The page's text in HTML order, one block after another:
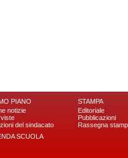
PIANO
notizie
del sindacato
SCUOLA
STAMPA
Editoriale
Pubblicazioni
Rassegna